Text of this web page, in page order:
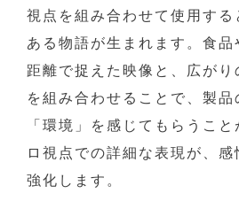
視点を組み合わせて使用す
ある物語が生まれます。食
距離で捉えた映像と、広が
を組み合わせることで、製
「環境」を感じてもらうこ
ロ視点での詳細な表現が、
強化します。